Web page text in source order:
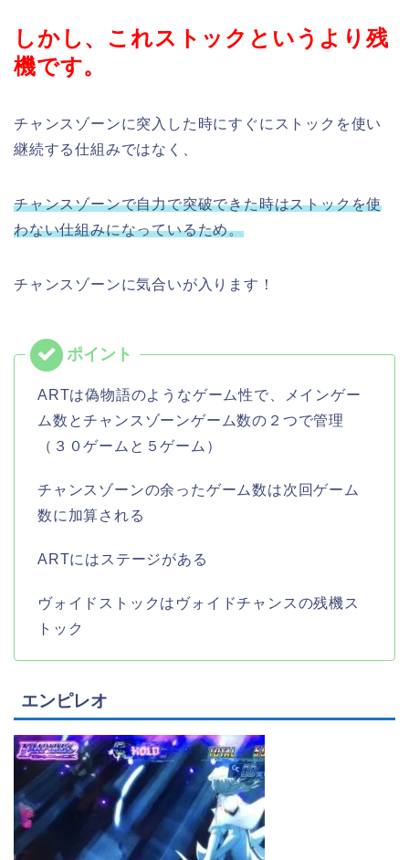
しかし、これストックというより残
機です。
チャンスゾーンに突入した時にすぐにストックを使い
継続する仕組みではなく、
チャンスゾーンで自力で突破できた時はストックを使
わない仕組みになっているため。
チャンスゾーンに気合いが入ります！
ARTは偽物語のようなゲーム性で、メインゲー
ム数とチャンスゾーンゲーム数の２つで管理
（３０ゲームと５ゲーム）
チャンスゾーンの余ったゲーム数は次回ゲーム
数に加算される
ARTにはステージがある
ヴォイドストックはヴォイドチャンスの残機ス
トック
エンピレオ